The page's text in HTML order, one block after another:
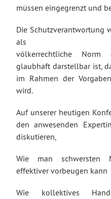
müssen eingegrenzt und
Die Schutzverantwortung
als
völkerrechtliche Norm
glaubhaft darstellbar ist,
im Rahmen der
wird.
Auf unserer heutigen
den anwesenden
diskutieren,
Wie man schwersten
effektiver vorbeugen kann
Wie kollektives